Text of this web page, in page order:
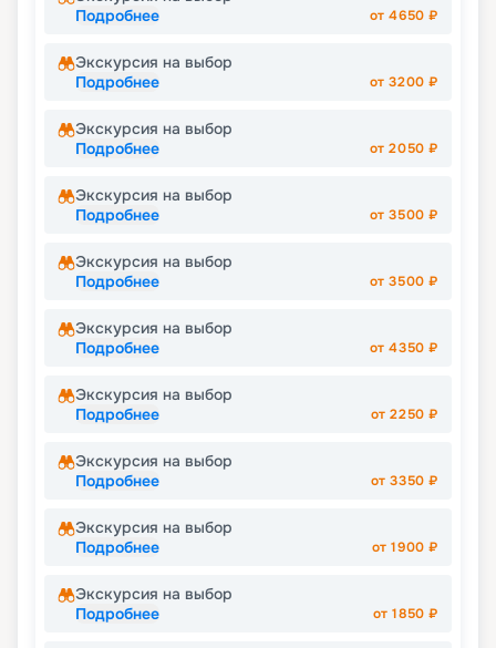
Подробнее
от4650 ₽
Экскурсия на выбор
Подробнее
от3200 ₽
Экскурсия на выбор
Подробнее
от2050 ₽
Экскурсия на выбор
Подробнее
от3500 ₽
Экскурсия на выбор
Подробнее
от3500 ₽
Экскурсия на выбор
Подробнее
от4350 ₽
Экскурсия на выбор
Подробнее
от2250 ₽
Экскурсия на выбор
Подробнее
от3350 ₽
Экскурсия на выбор
Подробнее
от1900 ₽
Экскурсия на выбор
Подробнее
от1850 ₽